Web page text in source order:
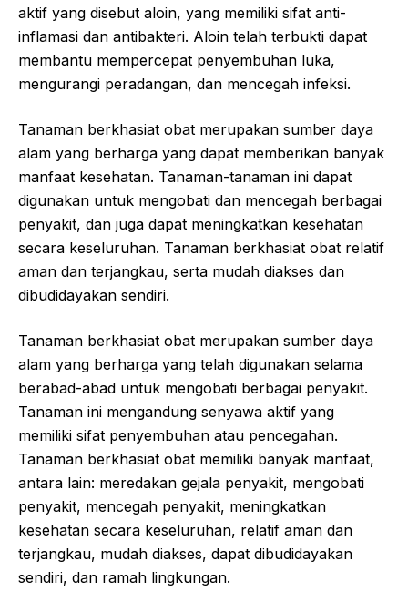
aktif yang disebut aloin, yang memiliki sifat anti-
inflamasi dan antibakteri. Aloin telah terbukti dapat
membantu mempercepat penyembuhan luka,
mengurangi peradangan, dan mencegah infeksi.
Tanaman berkhasiat obat merupakan sumber daya
alam yang berharga yang dapat memberikan banyak
manfaat kesehatan. Tanaman-tanaman ini dapat
digunakan untuk mengobati dan mencegah berbagai
penyakit, dan juga dapat meningkatkan kesehatan
secara keseluruhan. Tanaman berkhasiat obat relatif
aman dan terjangkau, serta mudah diakses dan
dibudidayakan sendiri.
Tanaman berkhasiat obat merupakan sumber daya
alam yang berharga yang telah digunakan selama
berabad-abad untuk mengobati berbagai penyakit.
Tanaman ini mengandung senyawa aktif yang
memiliki sifat penyembuhan atau pencegahan.
Tanaman berkhasiat obat memiliki banyak manfaat,
antara lain: meredakan gejala penyakit, mengobati
penyakit, mencegah penyakit, meningkatkan
kesehatan secara keseluruhan, relatif aman dan
terjangkau, mudah diakses, dapat dibudidayakan
sendiri, dan ramah lingkungan.